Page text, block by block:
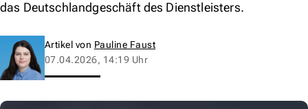
das Deutschlandgeschäft des Dienstleisters.
Artikel von Pauline Faust
07.04.2026, 14:19 Uhr